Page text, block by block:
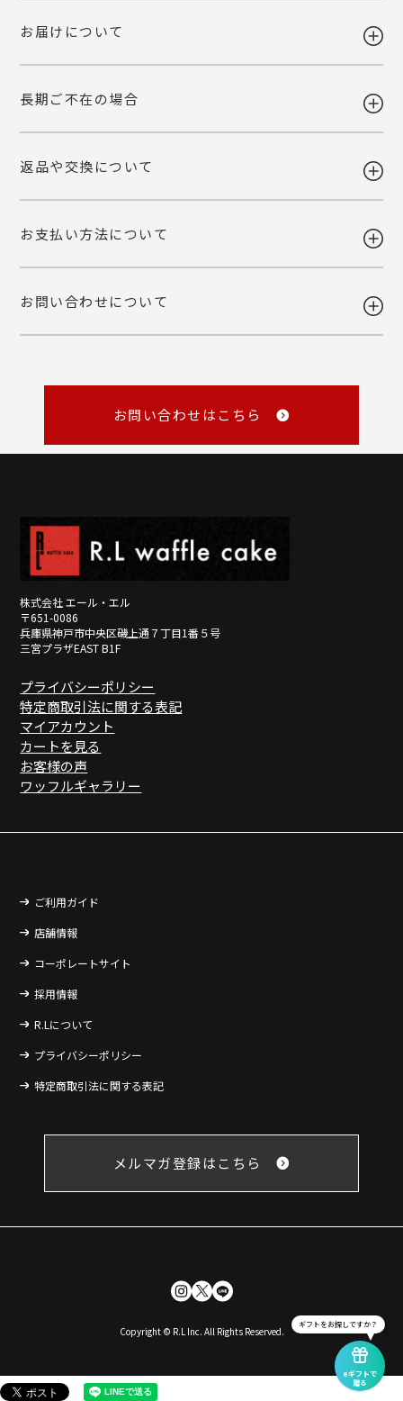
送料 全国一律980円
当店で利用しております運送会社の料金改定に伴い、送料を改定させて
お届けについて
ギフト注文で【出荷から7日以内】にお届け先様が商品をお受け取り頂
すが、転送・引き上げ対応の場合も商品代金はご請求させて頂きます。
長期ご不在の場合
ギフト注文で【出荷から7日以内】にお届け先様が商品をお受け取り頂
すが、転送・引き上げ対応の場合も商品代金はご請求させて頂きます。
返品や交換について
ご注文後の変更・キャンセルは原則お受けいたしかねます。注文確定前
社までご連絡ください。 配送中の事故に関しましても交換いたしま
詳しくみる
お支払い方法について
・各種クレジットカード
・Amazon Pay
・NP掛け払い
お問い合わせについて
master@rl-waffle.co.jp
（16時以降は翌日返信）
（10：00～16：00 ※土曜・日曜・祝日定休日）
お問い合わせはこちら
株式会社 エール・エル
〒651-0086
兵庫県神戸市中央区磯上通７丁目1番５号
三宮プラザEAST B1F
プライバシーポリシー
特定商取引法に関する表記
マイアカウント
カートを見る
お客様の声
ワッフルギャラリー
ご利用ガイド
店舗情報
コーポレートサイト
採用情報
R.Lについて
プライバシーポリシー
特定商取引法に関する表記
メルマガ登録はこちら
Copyright © R.L Inc. All Rights Reserved.
eギフトで
贈る
ギフトをお探しですか？